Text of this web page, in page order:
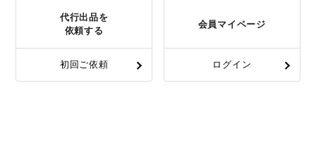
代行出品を
依頼する
初回ご依頼
会員マイページ
ログイン